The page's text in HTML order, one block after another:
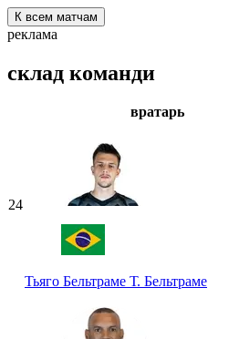
К всем матчам
реклама
склад команди
вратарь
24
Тьяго Бельтраме Т. Бельтраме